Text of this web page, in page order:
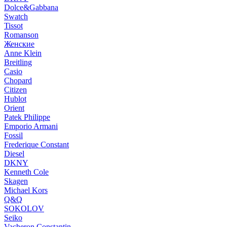
Dolce&Gabbana
Swatch
Tissot
Romanson
Женские
Anne Klein
Breitling
Casio
Chopard
Citizen
Hublot
Orient
Patek Philippe
Emporio Armani
Fossil
Frederique Constant
Diesel
DKNY
Kenneth Cole
Skagen
Michael Kors
Q&Q
SOKOLOV
Seiko